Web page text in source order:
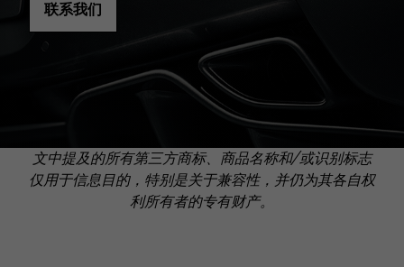
联系我们
文中提及的所有第三方商标、商品名称和/或识别标志
仅用于信息目的，特别是关于兼容性，并仍为其各自权
利所有者的专有财产。